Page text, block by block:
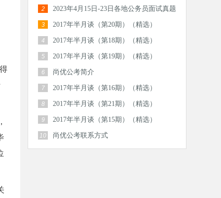
2
2023年4月15日-23日各地公务员面试真题
汇总
3 2017年半月谈（第20期）（精选）
4 2017年半月谈（第18期）（精选）
5 2017年半月谈（第19期）（精选）
6 尚优公考简介
7 2017年半月谈（第16期）（精选）
8 2017年半月谈（第21期）（精选）
9 2017年半月谈（第15期）（精选）
10 尚优公考联系方式